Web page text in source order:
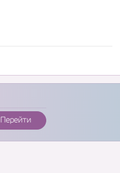
Перейти